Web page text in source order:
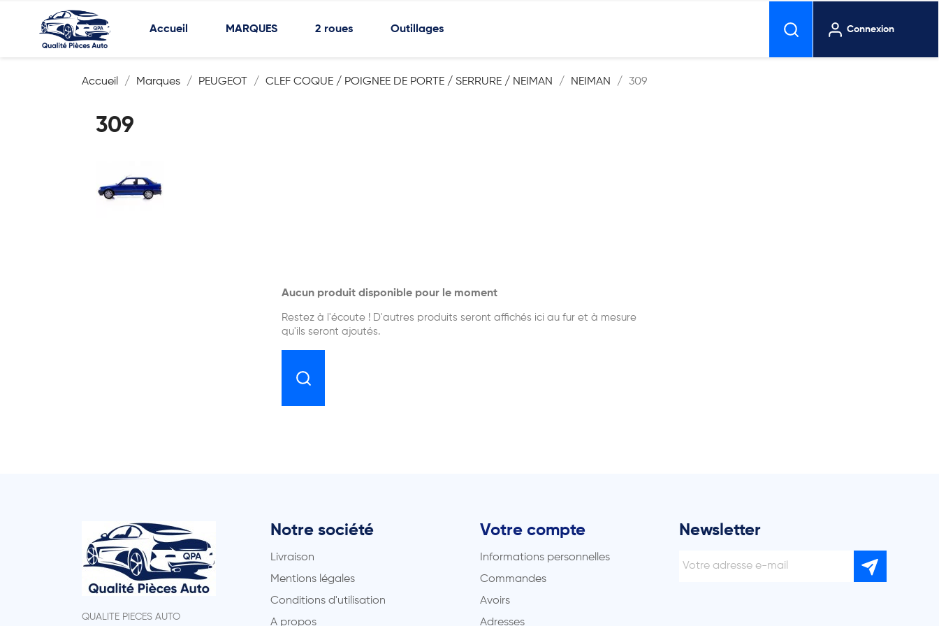
Accueil MARQUES 2 roues Outillages Connexion
Accueil Marques PEUGEOT CLEF COQUE / POIGNEE DE PORTE / SERRURE / NEIMAN NEIMAN 309
309
Aucun produit disponible pour le moment
Restez à l'écoute ! D'autres produits seront affichés ici au fur et à mesure
qu'ils seront ajoutés.
QUALITE PIECES AUTO
Notre société
Livraison
Mentions légales
Conditions d'utilisation
A propos
Votre compte
Informations personnelles
Commandes
Avoirs
Adresses
Newsletter